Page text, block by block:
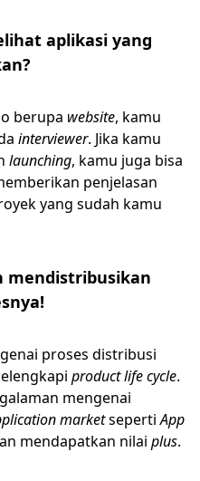
aplikasi yang
berupa website, kamu
interviewer. Jika kamu
launching, kamu juga bisa
penjelasan
yang sudah kamu
mendistribusikan
proses distribusi
product life cycle.
mengenai
marketsepertiApp
mendapatkan nilai plus.